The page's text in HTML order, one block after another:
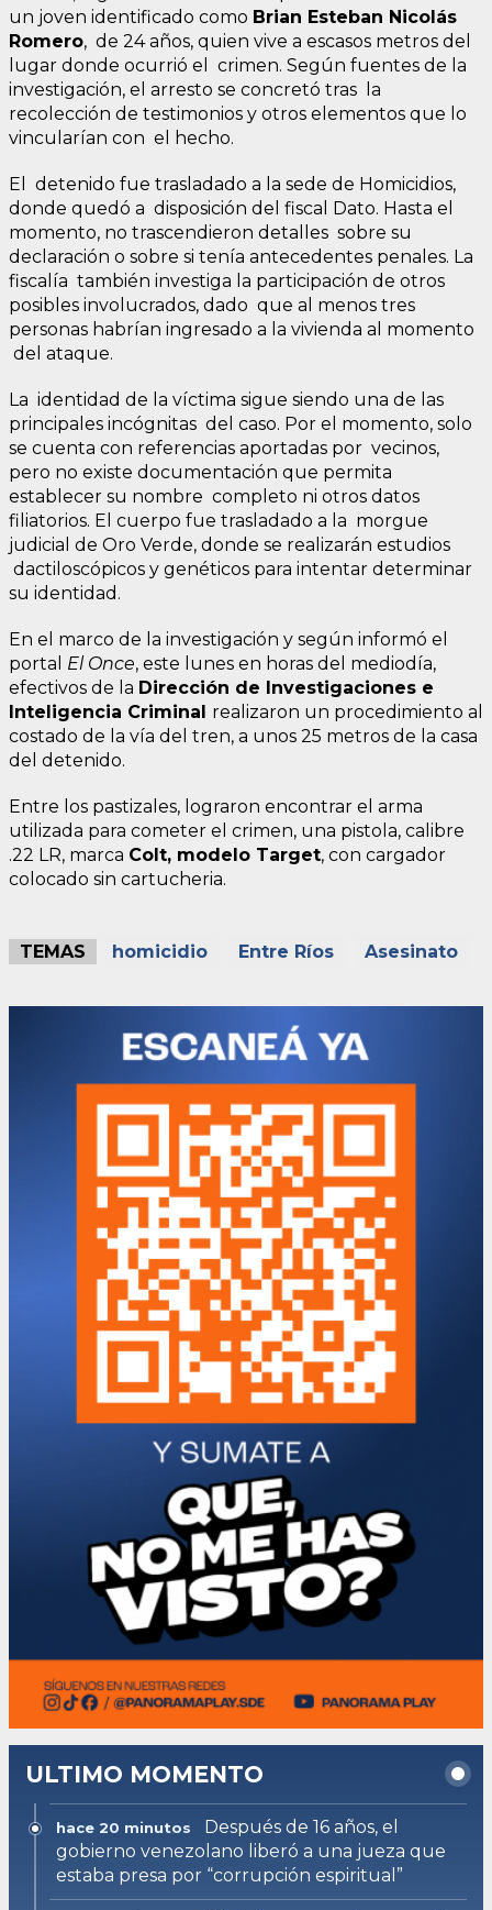
un joven identificado como Brian Esteban Nicolás
Romero, de 24 años, quien vive a escasos metros del
lugar donde ocurrió el crimen. Según fuentes de la
investigación, el arresto se concretó tras la
recolección de testimonios y otros elementos que lo
vincularían con el hecho.
El detenido fue trasladado a la sede de Homicidios,
donde quedó a disposición del fiscal Dato. Hasta el
momento, no trascendieron detalles sobre su
declaración o sobre si tenía antecedentes penales. La
fiscalía también investiga la participación de otros
posibles involucrados, dado que al menos tres
personas habrían ingresado a la vivienda al momento
del ataque.
La identidad de la víctima sigue siendo una de las
principales incógnitas del caso. Por el momento, solo
se cuenta con referencias aportadas por vecinos,
pero no existe documentación que permita
establecer su nombre completo ni otros datos
filiatorios. El cuerpo fue trasladado a la morgue
judicial de Oro Verde, donde se realizarán estudios
dactiloscópicos y genéticos para intentar determinar
su identidad.
En el marco de la investigación y según informó el
portal El Once, este lunes en horas del mediodía,
efectivos de la Dirección de Investigaciones e
Inteligencia Criminal realizaron un procedimiento al
costado de la vía del tren, a unos 25 metros de la casa
del detenido.
Entre los pastizales, lograron encontrar el arma
utilizada para cometer el crimen, una pistola, calibre
.22 LR, marca Colt, modelo Target, con cargador
colocado sin cartucheria.
TEMAS homicidio Entre Ríos Asesinato
ULTIMO MOMENTO
hace 20 minutos
Después de 16 años, el
gobierno venezolano liberó a una jueza que
estaba presa por “corrupción espiritual”